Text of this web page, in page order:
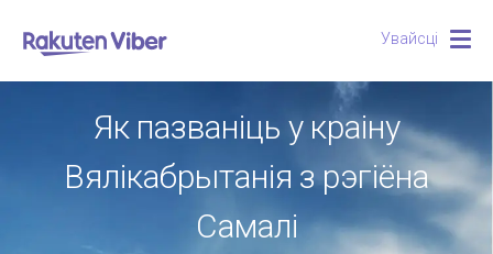
Увайсці
Як пазваніць у краіну
Вялікабрытанія з рэгіёна
Самалі